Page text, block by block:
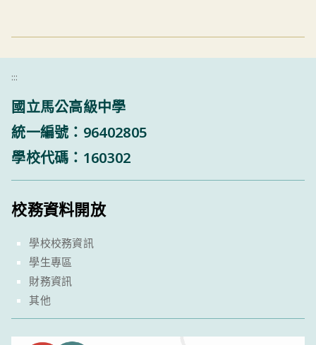
:::
國立馬公高級中學
統一編號：96402805
學校代碼：160302
校務資料開放
學校校務資訊
學生專區
財務資訊
其他